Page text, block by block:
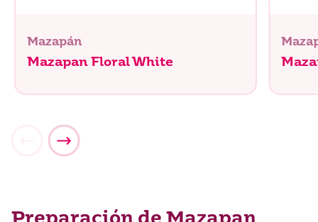
Mazapán
Mazapan Floral White